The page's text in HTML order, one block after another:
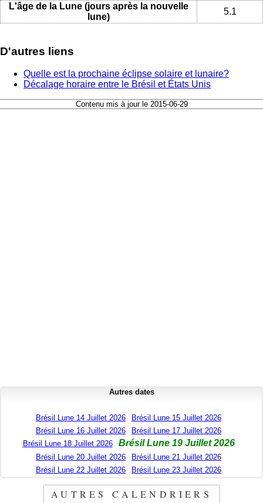
L'âge de la Lune (jours après la nouvelle
lune)
5.1
D'autres liens
Quelle est la prochaine éclipse solaire et lunaire?
Décalage horaire entre le Brésil et États Unis
Contenu mis à jour le 2015-06-29
Autres dates
Brésil Lune 14 Juillet 2026
Brésil Lune 15 Juillet 2026
Brésil Lune 16 Juillet 2026
Brésil Lune 17 Juillet 2026
Brésil Lune 18 Juillet 2026
Brésil Lune 19 Juillet 2026
Brésil Lune 20 Juillet 2026
Brésil Lune 21 Juillet 2026
Brésil Lune 22 Juillet 2026
Brésil Lune 23 Juillet 2026
AUTRES CALENDRIERS